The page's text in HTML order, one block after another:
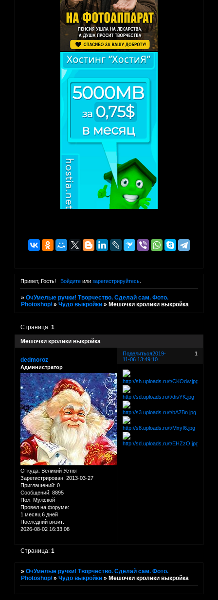
Привет, Гость! Войдитеили зарегистрируйтесь.
»ОчУмелые ручки! Творчество. Сделай сам. Фото.
Photoshop/ »Чудо выкройки » Мешочки кролики выкройка
Мешочки кролики выкройка
Страница:1
Поделиться 1
2019-
11-06 13:49:10
dedmoroz
Администратор
Откуда: Великий Устюг
Зарегистрирован: 2013-03-27
Приглашений: 0
Сообщений: 8895
Пол: Мужской
Провел на форуме:
1 месяц 6 дней
Последний визит:
2026-08-02 16:33:08
Страница:1
»ОчУмелые ручки! Творчество. Сделай сам. Фото.
Photoshop/ »Чудо выкройки »Мешочки кролики выкройка